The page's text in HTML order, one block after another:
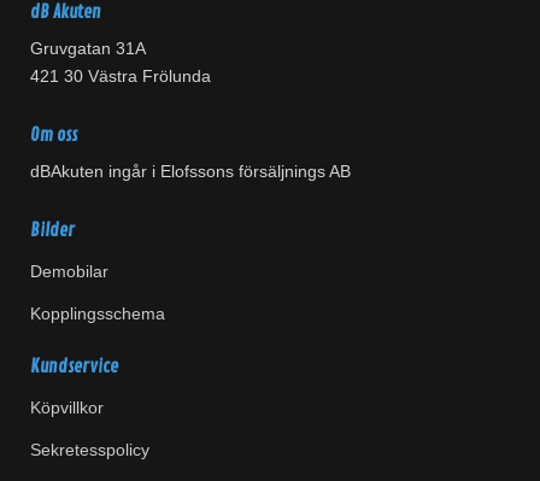
dB Akuten
Gruvgatan 31A
421 30 Västra Frölunda
Om oss
dBAkuten ingår i Elofssons försäljnings AB
Bilder
Demobilar
Kopplingsschema
Kundservice
Köpvillkor
Sekretesspolicy